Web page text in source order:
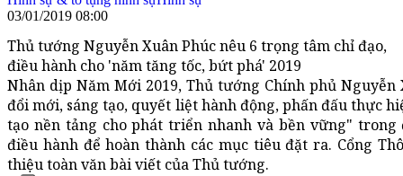
03/01/2019 08:00
Thủ tướng Nguyễn Xuân Phúc nêu 6 trọng tâm chỉ đạo,
điều hành cho 'năm tăng tốc, bứt phá' 2019
Nhân dịp Năm Mới 2019, Thủ tướng Chính phủ
đổi mới, sáng tạo, quyết liệt hành động, phấn đấu thực
tạo nền tảng cho phát triển nhanh và bền vững"
điều hành để hoàn thành các mục tiêu đặt ra. Cổng
thiệu toàn văn bài viết của Thủ tướng.